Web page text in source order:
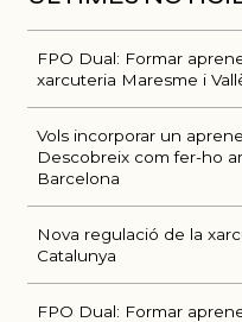
FPO Dual: Formar
xarcuteria Maresme i
Vols incorporar un
Descobreix com fer-ho
Barcelona
Nova regulació de la
Catalunya
FPO Dual: Formar